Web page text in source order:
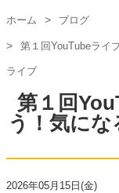
ホーム ブログ
第１回YouTubeライ
ライブ
第１回
う！気に
2026年05月15日(金)